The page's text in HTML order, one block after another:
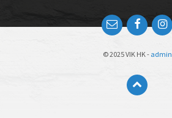
© 2025 VIK HK - admin